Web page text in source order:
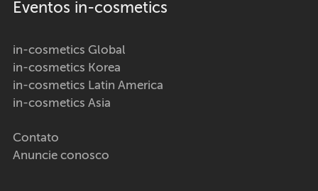
Eventos in-cosmetics
in-cosmetics Global
in-cosmetics Korea
in-cosmetics Latin America
in-cosmetics Asia
Contato
Anuncie conosco